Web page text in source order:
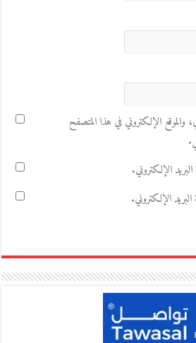
الإلكتروني في هذا المتصفح
الإلكتروني.
الإلكتروني.